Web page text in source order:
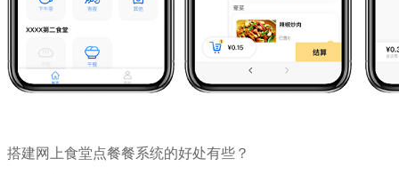
搭建网上食堂点餐餐系统的好处有些？